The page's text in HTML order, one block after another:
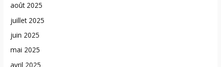
août 2025
juillet 2025
juin 2025
mai 2025
avril 2025